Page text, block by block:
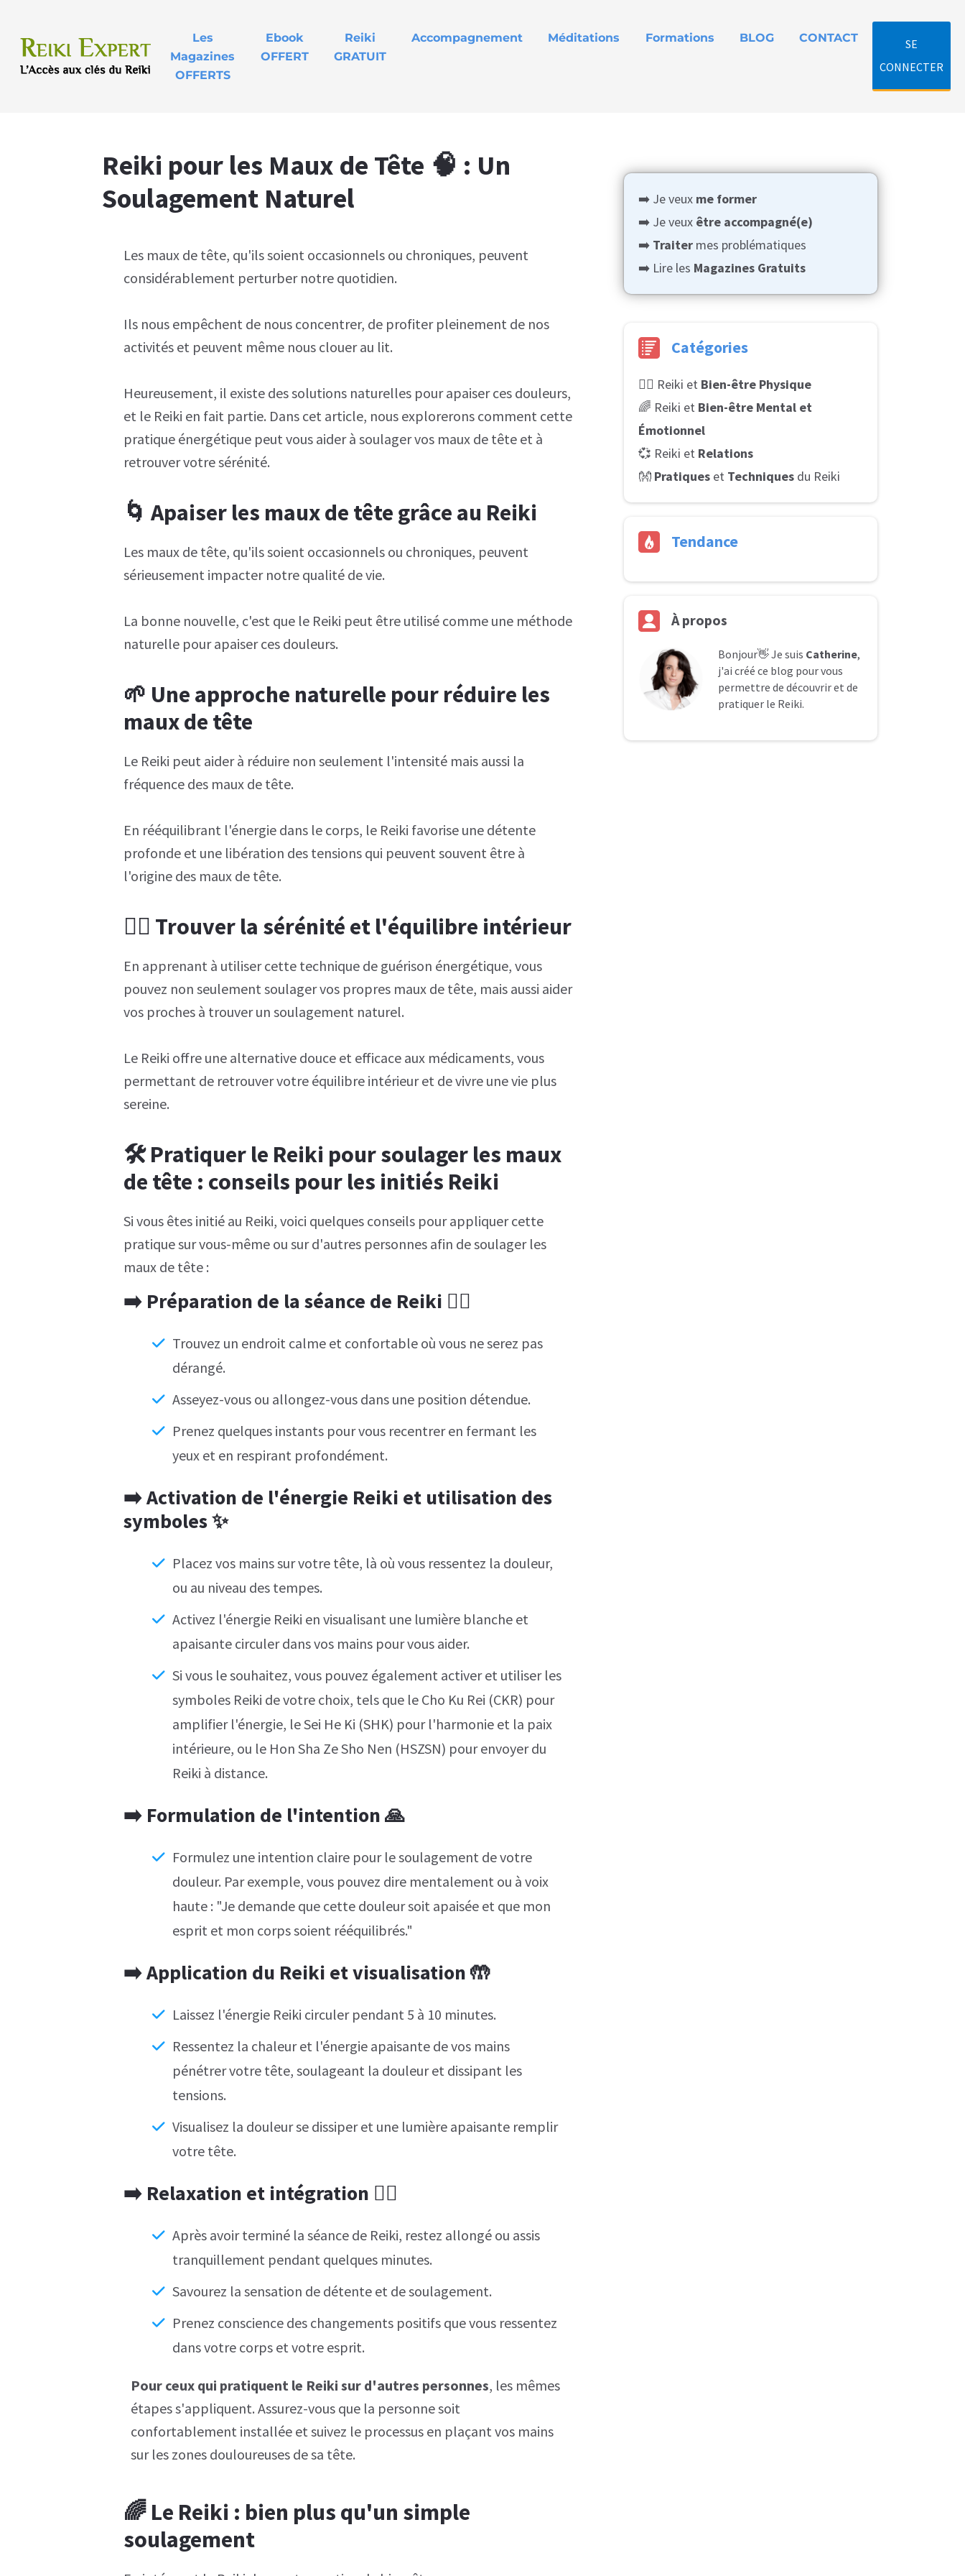
Les
Magazines
OFFERTS
Ebook
OFFERT
Reiki
GRATUIT
Accompagnement Méditations Formations BLOG CONTACT
SE
CONNECTER
Reiki pour les Maux de Tête 🧠 : Un
Soulagement Naturel
Les maux de tête, qu'ils soient occasionnels ou chroniques, peuvent
considérablement perturber notre quotidien.
Ils nous empêchent de nous concentrer, de profiter pleinement de nos
activités et peuvent même nous clouer au lit.
Heureusement, il existe des solutions naturelles pour apaiser ces douleurs,
et le Reiki en fait partie. Dans cet article, nous explorerons comment cette
pratique énergétique peut vous aider à soulager vos maux de tête et à
retrouver votre sérénité.
🌀 Apaiser les maux de tête grâce au Reiki
Les maux de tête, qu'ils soient occasionnels ou chroniques, peuvent
sérieusement impacter notre qualité de vie.
La bonne nouvelle, c'est que le Reiki peut être utilisé comme une méthode
naturelle pour apaiser ces douleurs.
🌱 Une approche naturelle pour réduire les
maux de tête
Le Reiki peut aider à réduire non seulement l'intensité mais aussi la
fréquence des maux de tête.
En rééquilibrant l'énergie dans le corps, le Reiki favorise une détente
profonde et une libération des tensions qui peuvent souvent être à
l'origine des maux de tête.
🧘‍♀️ Trouver la sérénité et l'équilibre intérieur
En apprenant à utiliser cette technique de guérison énergétique, vous
pouvez non seulement soulager vos propres maux de tête, mais aussi aider
vos proches à trouver un soulagement naturel.
Le Reiki offre une alternative douce et efficace aux médicaments, vous
permettant de retrouver votre équilibre intérieur et de vivre une vie plus
sereine.
🛠️ Pratiquer le Reiki pour soulager les maux
de tête : conseils pour les initiés Reiki
Si vous êtes initié au Reiki, voici quelques conseils pour appliquer cette
pratique sur vous-même ou sur d'autres personnes afin de soulager les
maux de tête :
➡️ Préparation de la séance de Reiki 🧘‍♂️
Trouvez un endroit calme et confortable où vous ne serez pas
dérangé.
Asseyez-vous ou allongez-vous dans une position détendue.
Prenez quelques instants pour vous recentrer en fermant les
yeux et en respirant profondément.
➡️Activation de l'énergie Reiki et utilisation des
symboles ✨
Placez vos mains sur votre tête, là où vous ressentez la douleur,
ou au niveau des tempes.
Activez l'énergie Reiki en visualisant une lumière blanche et
apaisante circuler dans vos mains pour vous aider.
Si vous le souhaitez, vous pouvez également activer et utiliser les
symboles Reiki de votre choix, tels que le Cho Ku Rei (CKR) pour
amplifier l'énergie, le Sei He Ki (SHK) pour l'harmonie et la paix
intérieure, ou le Hon Sha Ze Sho Nen (HSZSN) pour envoyer du
Reiki à distance.
➡️ Formulation de l'intention 🙏
Formulez une intention claire pour le soulagement de votre
douleur. Par exemple, vous pouvez dire mentalement ou à voix
haute : "Je demande que cette douleur soit apaisée et que mon
esprit et mon corps soient rééquilibrés."
➡️Application du Reiki et visualisation 🤲
Laissez l'énergie Reiki circuler pendant 5 à 10 minutes.
Ressentez la chaleur et l'énergie apaisante de vos mains
pénétrer votre tête, soulageant la douleur et dissipant les
tensions.
Visualisez la douleur se dissiper et une lumière apaisante remplir
votre tête.
➡️ Relaxation et intégration 🧘‍♂️
Après avoir terminé la séance de Reiki, restez allongé ou assis
tranquillement pendant quelques minutes.
Savourez la sensation de détente et de soulagement.
Prenez conscience des changements positifs que vous ressentez
dans votre corps et votre esprit.
Pour ceux qui pratiquent le Reiki sur d'autres personnes, les mêmes
étapes s'appliquent. Assurez-vous que la personne soit
confortablement installée et suivez le processus en plaçant vos mains
sur les zones douloureuses de sa tête.
🌈 Le Reiki : bien plus qu'un simple
soulagement
➡️ Je veux me former
➡️ Je veux être accompagné(e)
➡️ Traitermes problématiques
➡️ Lire les Magazines Gratuits
Catégories
🧘‍♂️ Reiki et Bien-être Physique
🌈 Reiki et Bien-être Mental et
Émotionnel
💞 Reiki et Relations
👐 Pratiques et Techniques du Reiki
Tendance
Àpropos
Bonjour👋 Je suis Catherine,
j'ai créé ce blog pour vous
permettre de découvrir et de
pratiquer le Reiki.